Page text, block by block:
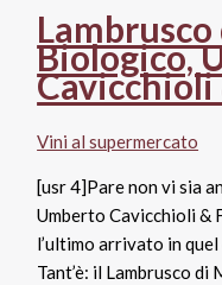
Cesarini
Sforza
Biologico,
Cavicchioli
Vini al supermercato
[usr 4]Pare non vi sia
Umberto Cavicchioli &
l’ultimo arrivato in
Tant’è: il Lambrusco